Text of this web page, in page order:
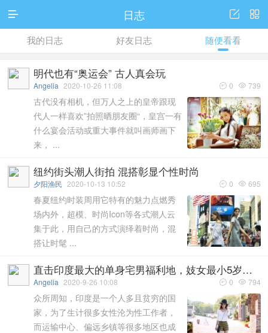
日志

标签

访问推广

访问电脑版
 日志 

我的日志 好友日志 随便看看
明代也有“奥运会” 古人真会玩
 739
 0
Angelia 2020-10-26 11:08
古代没有相机，但万人之上的皇帝跟现
代人一样喜欢”拍照晒朋友圈“，皇宫一有
什么宴会活动或重大事件就叫画师画下
来， ...
纽约街头潮人街拍 混搭彰显个性时尚
 695
 0
夕阳渔民 2020-10-13 10:52
春夏纽约时装周用它特有的魅力点燃秀
场内外，超模、时尚Icon等各式潮人云
集于此，用自己的方式演绎着时尚，混
搭让时髦 ...
直击印度最大的单身宅男福利地，妓女最小5岁，最低6元便成交
 794
 0
Angelia 2020-9-26 10:08
众所周知，印度是一个人多且贫穷的国
家，为了生计很多女性沦为性工作者，
而运输中心、偏远乡镇等很多地区也成